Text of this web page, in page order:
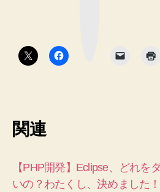
関連
【PHP開発】Eclipse、どれを
いの？わたくし、決めました